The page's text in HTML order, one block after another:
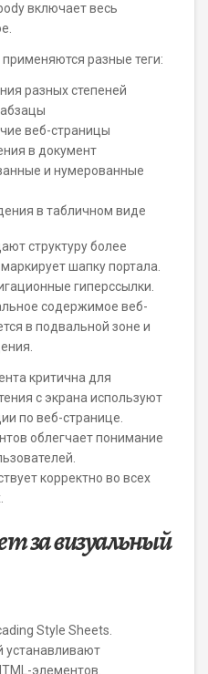
включает весь
разные теги:
разных степеней
веб-страницы
в документ
и нумерованные
в табличном виде
структуру более
шапку портала.
гиперссылки.
содержимое веб-
в подвальной зоне и
критична для
с экрана используют
по веб-странице.
облегчает понимание
корректно во всех
за визуальный
Style Sheets.
устанавливают
элементов.